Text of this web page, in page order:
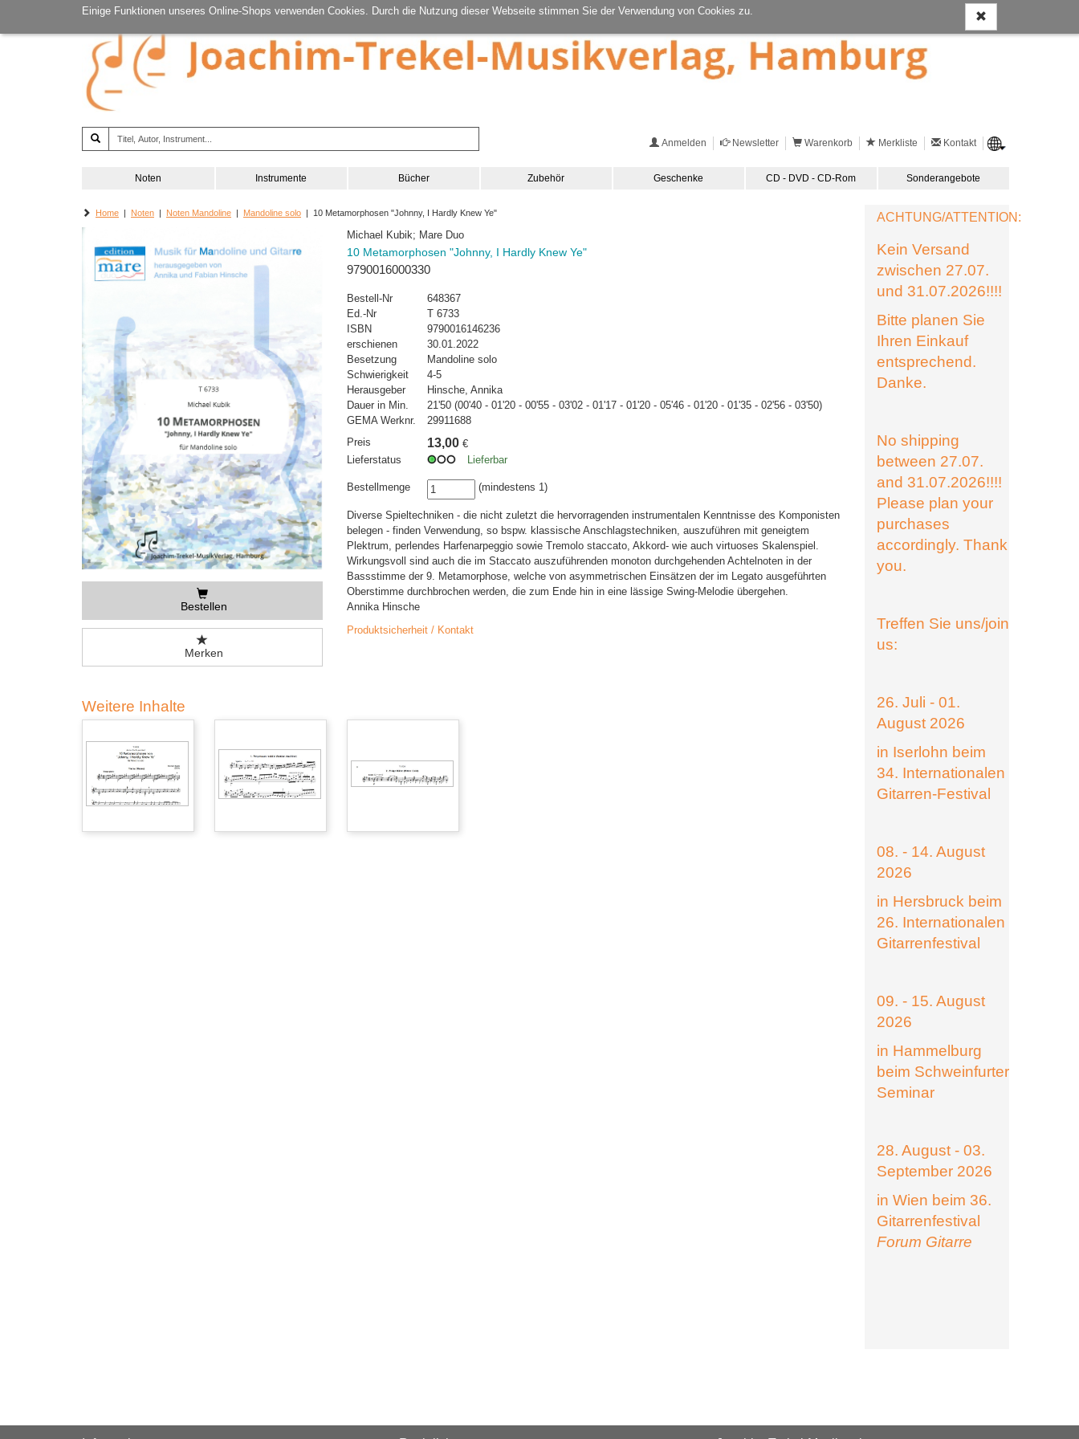
Einige Funktionen unseres Online-Shops verwenden Cookies. Durch die Nutzung dieser Webseite stimmen Sie der Verwendung von Cookies zu.
Anmelden Newsletter Warenkorb Merkliste Kontakt
Noten Instrumente Bücher Zubehör Geschenke CD - DVD - CD-Rom Sonderangebote
Home | Noten | Noten Mandoline | Mandoline solo | 10 Metamorphosen "Johnny, I Hardly Knew Ye"
Bestellen
Merken
Michael Kubik; Mare Duo
10 Metamorphosen "Johnny, I Hardly Knew Ye"
9790016000330
Bestell-Nr
648367
Ed.-Nr
T 6733
ISBN
9790016146236
erschienen
30.01.2022
Besetzung
Mandoline solo
Schwierigkeit
4-5
Herausgeber
Hinsche, Annika
Dauer in Min.
21'50 (00'40 - 01'20 - 00'55 - 03'02 - 01'17 - 01'20 - 05'46 - 01'20 - 01'35 - 02'56 - 03'50)
GEMA Werknr.
29911688
Preis
13,00 €
Lieferstatus
Lieferbar
Bestellmenge (mindestens 1)
Diverse Spieltechniken - die nicht zuletzt die hervorragenden instrumentalen Kenntnisse des Komponisten
belegen - finden Verwendung, so bspw. klassische Anschlagstechniken, auszuführen mit geneigtem
Plektrum, perlendes Harfenarpeggio sowie Tremolo staccato, Akkord- wie auch virtuoses Skalenspiel.
Wirkungsvoll sind auch die im Staccato auszuführenden monoton durchgehenden Achtelnoten in der
Bassstimme der 9. Metamorphose, welche von asymmetrischen Einsätzen der im Legato ausgeführten
Oberstimme durchbrochen werden, die zum Ende hin in eine lässige Swing-Melodie übergehen.
Annika Hinsche
Produktsicherheit / Kontakt
Weitere Inhalte
ACHTUNG/ATTENTION:
Kein Versand
zwischen 27.07.
und 31.07.2026!!!!
Bitte planen Sie
Ihren Einkauf
entsprechend.
Danke.
No shipping
between 27.07.
and 31.07.2026!!!!
Please plan your
purchases
accordingly. Thank
you.
Treffen Sie uns/join
us:
26. Juli - 01.
August 2026
in Iserlohn beim
34. Internationalen
Gitarren-Festival
08. - 14. August
2026
in Hersbruck beim
26. Internationalen
Gitarrenfestival
09. - 15. August
2026
in Hammelburg
beim Schweinfurter
Seminar
28. August - 03.
September 2026
in Wien beim 36.
Gitarrenfestival
Forum Gitarre